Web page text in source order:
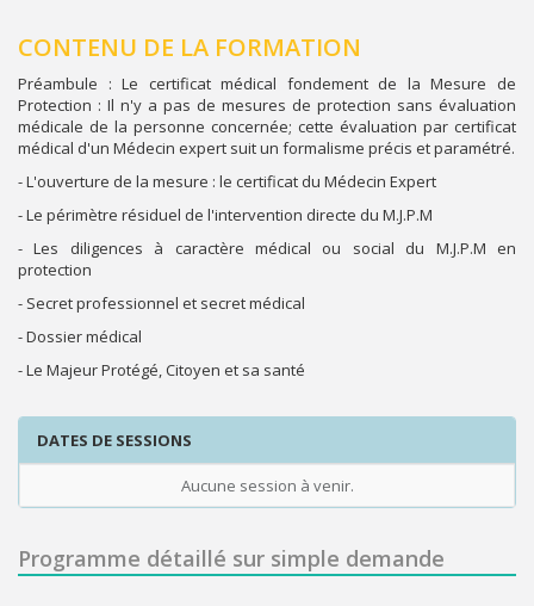
CONTENU DE LA FORMATION
Préambule : Le certificat médical fondement de la Mesure de
Protection : Il n'y a pas de mesures de protection sans évaluation
médicale de la personne concernée; cette évaluation par certificat
médical d'un Médecin expert suit un formalisme précis et paramétré.
- L'ouverture de la mesure : le certificat du Médecin Expert
- Le périmètre résiduel de l'intervention directe du M.J.P.M
- Les diligences à caractère médical ou social du M.J.P.M en
protection
- Secret professionnel et secret médical
- Dossier médical
- Le Majeur Protégé, Citoyen et sa santé
DATES DE SESSIONS
Aucune session à venir.
Programme détaillé sur simple demande